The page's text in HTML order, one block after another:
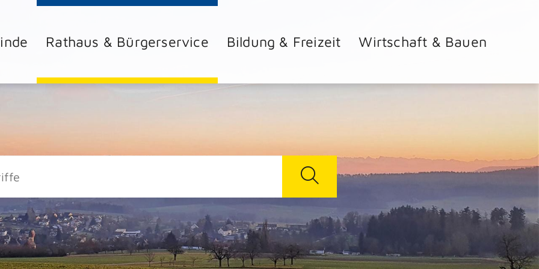
Rathaus & Bürgerservice Bildung & Freizeit Wirtschaft & Bauen